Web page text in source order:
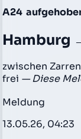
A24
Hamburg
zwischen
frei — Diese
Meldung
13.05.26, 04:23